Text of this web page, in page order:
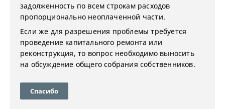
задолженность по всем строкам расходов
пропорционально неоплаченной части.
Если же для разрешения проблемы требуется
проведение капитального ремонта или
реконструкция, то вопрос необходимо выносить
на обсуждение общего собрания собственников.
Спасибо